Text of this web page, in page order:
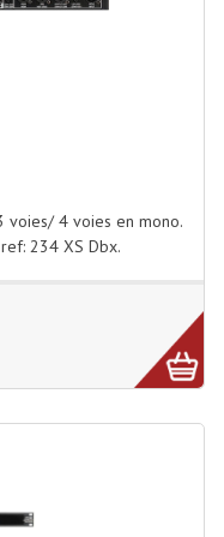
Enceinte
voies/ 4 voies en mono.
234 XS Dbx.